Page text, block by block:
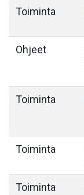
Toiminta
Ohjeet
Toiminta
Toiminta
Toiminta